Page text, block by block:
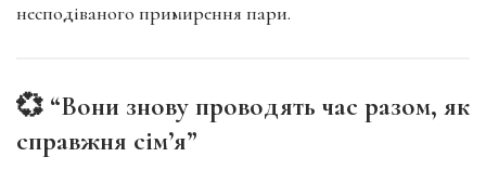
несподіваного примирення пари.
💞 “Вони знову проводять час разом, як
справжня сім’я”